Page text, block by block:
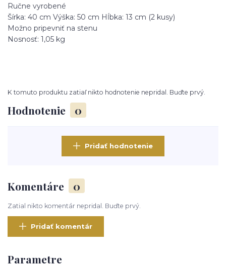
Ručne vyrobené
Šírka: 40 cm Výška: 50 cm Hĺbka: 13 cm (2 kusy)
Možno pripevniť na stenu
Nosnosť: 1,05 kg
Hodnotenie 0
K tomuto produktu zatiaľ nikto hodnotenie nepridal. Buďte prvý.
Pridať hodnotenie
Komentáre 0
Zatial nikto komentár nepridal. Buďte prvý.
Pridať komentár
Parametre